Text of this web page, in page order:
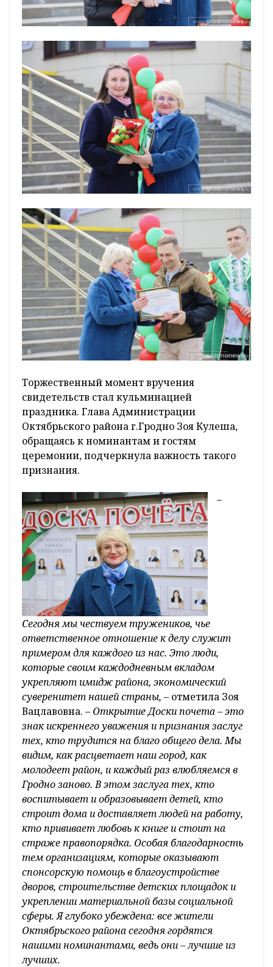
Торжественный момент вручения
свидетельств стал кульминацией
праздника. Глава Администрации
Октябрьского района г.Гродно Зоя Кулеша,
обращаясь к номинантам и гостям
церемонии, подчеркнула важность такого
признания.
–
Сегодня мы чествуем тружеников, чье
ответственное отношение к делу служит
примером для каждого из нас. Это люди,
которые своим каждодневным вкладом
укрепляют имидж района, экономический
суверенитет нашей страны, – отметила Зоя
Вацлавовна. – Открытие Доски почета – это
знак искреннего уважения и признания заслуг
тех, кто трудится на благо общего дела. Мы
видим, как расцветает наш город, как
молодеет район, и каждый раз влюбляемся в
Гродно заново. В этом заслуга тех, кто
воспитывает и образовывает детей, кто
строит дома и доставляет людей на работу,
кто прививает любовь к книге и стоит на
страже правопорядка. Особая благодарность
тем организациям, которые оказывают
спонсорскую помощь в благоустройстве
дворов, строительстве детских площадок и
укреплении материальной базы социальной
сферы. Я глубоко убеждена: все жители
Октябрьского района сегодня гордятся
нашими номинантами, ведь они – лучшие из
лучших.